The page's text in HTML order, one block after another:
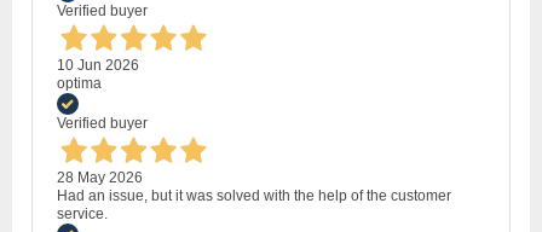
Verified buyer
10 Jun 2026
optima
Verified buyer
28 May 2026
Had an issue, but it was solved with the help of the customer
service.